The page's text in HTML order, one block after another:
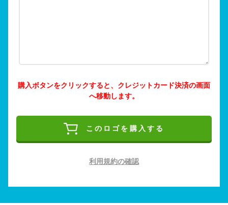
購入ボタンをクリックすると、クレジットカード決済の画面
へ移動します。
このロゴを購入する
利用規約の確認